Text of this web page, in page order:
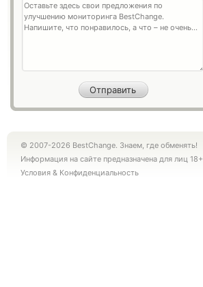
© 2007-2026 BestChange. Знаем, где обменять!
Информация на сайте предназначена для лиц 18+
Условия & Конфиденциальность